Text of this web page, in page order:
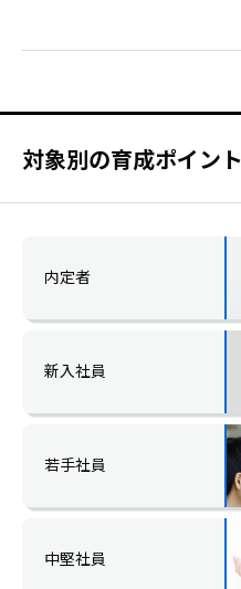
対象別の育成ポイント
内定者
新入社員
若手社員
中堅社員